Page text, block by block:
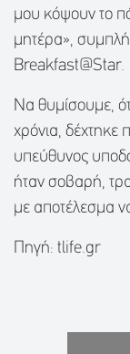
μου κόψουν το
μητέρα»,
Breakfast@Star.
Να θυμίσουμε,
χρόνια,
υπεύθυνος
ήταν σοβαρή,
με αποτέλεσμα
Πηγή: tlife.gr